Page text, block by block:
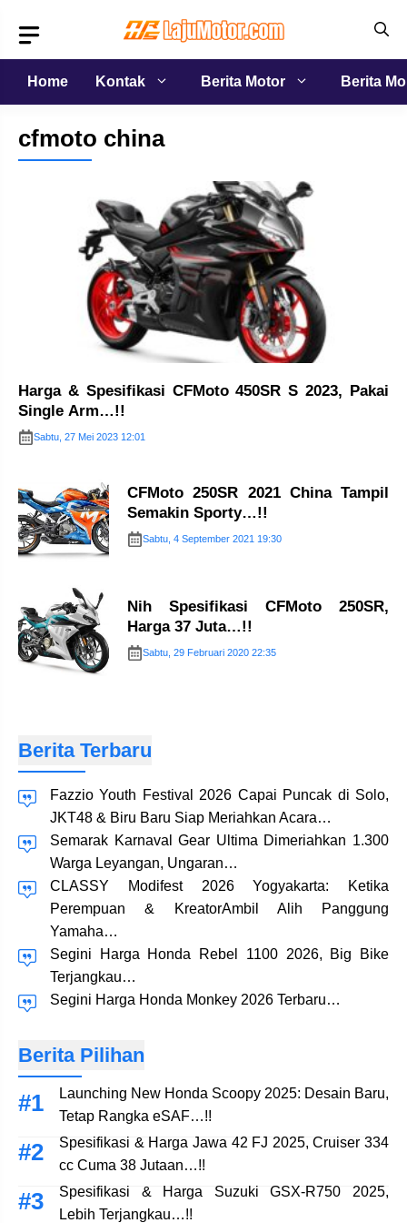
isi
Home
Kontak Berita Motor Berita
cfmoto china
Harga & Spesifikasi CFMoto 450SR S 2023, Pakai
Single Arm…!!
Sabtu, 27 Mei 2023 12:01
CFMoto 250SR 2021 China Tampil
Semakin Sporty…!!
Sabtu, 4 September 2021 19:30
Nih Spesifikasi CFMoto 250SR,
Harga 37 Juta…!!
Sabtu, 29 Februari 2020 22:35
Berita Terbaru
Fazzio Youth Festival 2026 Capai Puncak di Solo,
JKT48 & Biru Baru Siap Meriahkan Acara…
Semarak Karnaval Gear Ultima Dimeriahkan 1.300
Warga Leyangan, Ungaran…
CLASSY Modifest 2026 Yogyakarta: Ketika
Perempuan & KreatorAmbil Alih Panggung
Yamaha…
Segini Harga Honda Rebel 1100 2026, Big Bike
Terjangkau…
Segini Harga Honda Monkey 2026 Terbaru…
Berita Pilihan
Launching New Honda Scoopy 2025: Desain Baru,
Tetap Rangka eSAF…!!
Spesifikasi & Harga Jawa 42 FJ 2025, Cruiser 334
cc Cuma 38 Jutaan…!!
Spesifikasi & Harga Suzuki GSX-R750 2025,
Lebih Terjangkau…!!